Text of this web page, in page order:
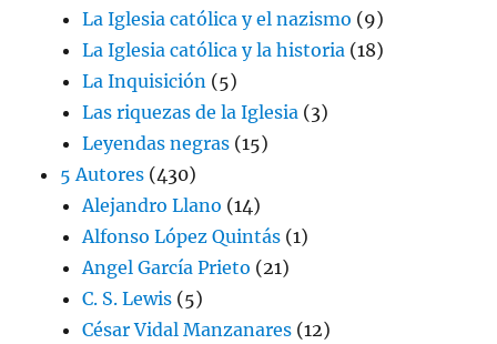
La Iglesia católica y el nazismo (9)
La Iglesia católica y la historia (18)
La Inquisición (5)
Las riquezas de la Iglesia (3)
Leyendas negras (15)
5 Autores (430)
Alejandro Llano (14)
Alfonso López Quintás (1)
Angel García Prieto (21)
C. S. Lewis (5)
César Vidal Manzanares (12)